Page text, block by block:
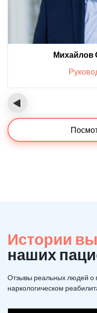
Михайлов
‹
Истории
наших
Отзывы реальных людей о
наркологическом